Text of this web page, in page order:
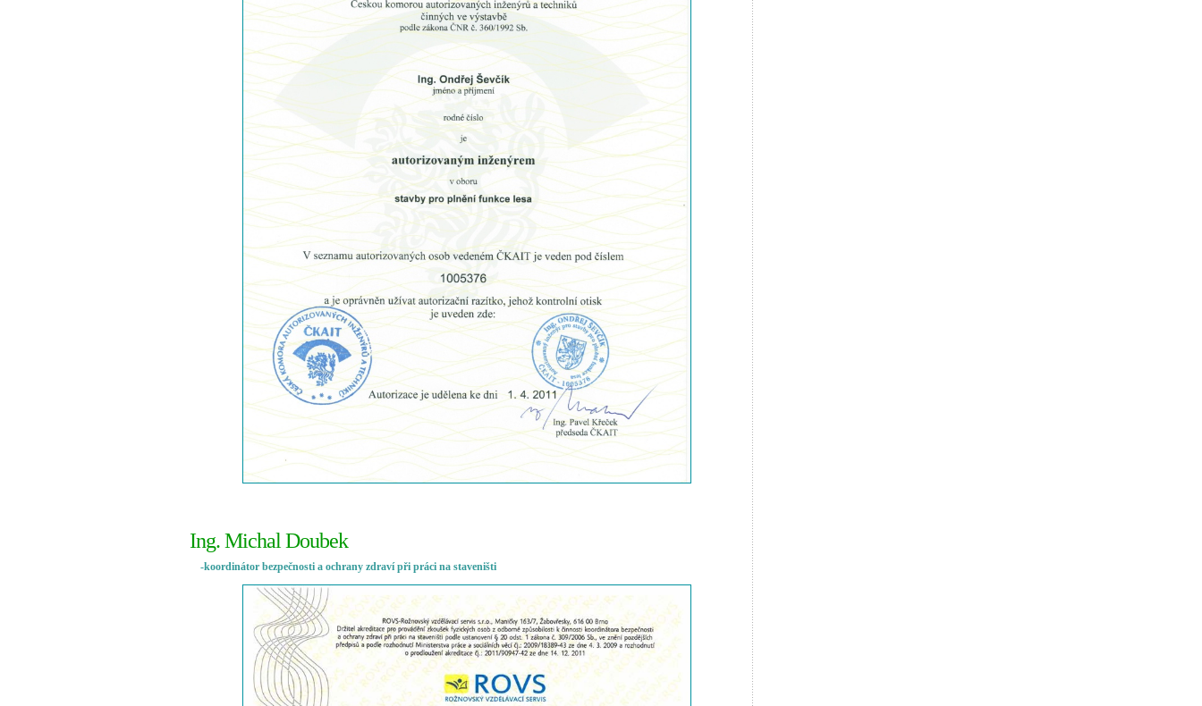
Ing. Michal Doubek
-koordinátor bezpečnosti a ochrany zdraví při práci na staveništi